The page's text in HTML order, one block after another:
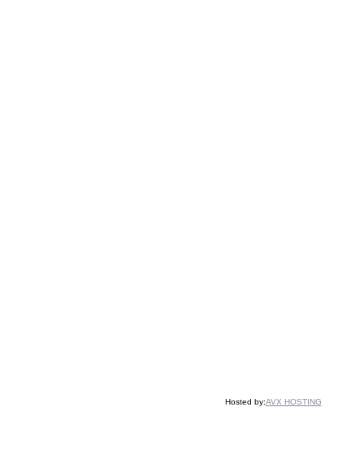
Hosted by:AVX HOSTING